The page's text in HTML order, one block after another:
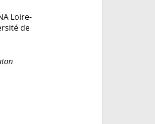
Loire-
de